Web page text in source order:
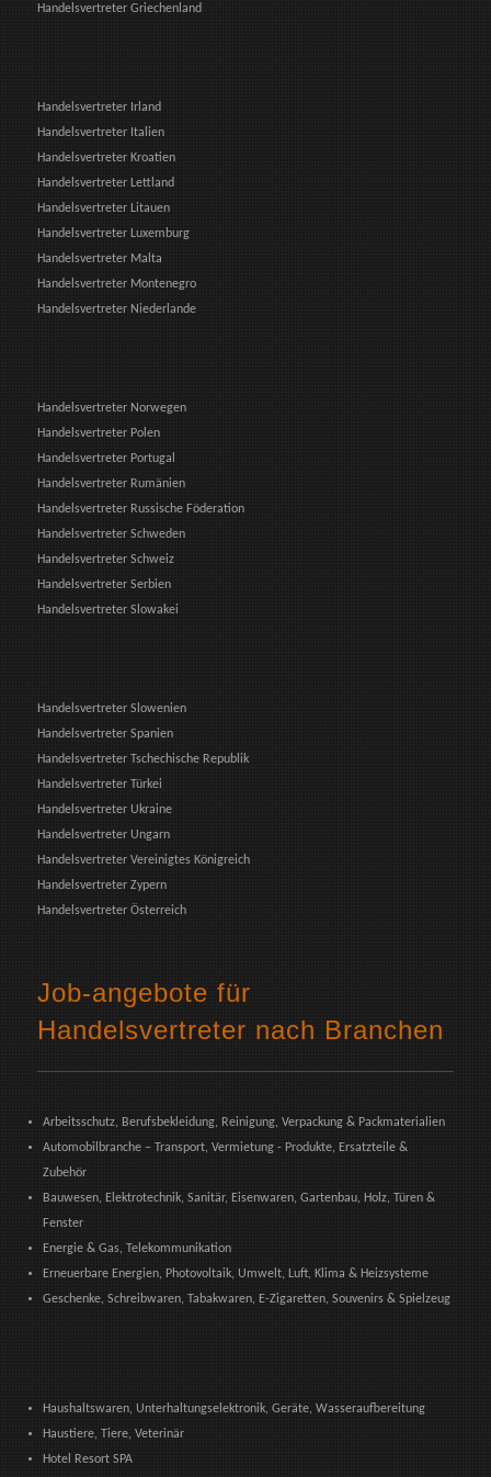
Handelsvertreter Griechenland
Handelsvertreter Irland
Handelsvertreter Italien
Handelsvertreter Kroatien
Handelsvertreter Lettland
Handelsvertreter Litauen
Handelsvertreter Luxemburg
Handelsvertreter Malta
Handelsvertreter Montenegro
Handelsvertreter Niederlande
Handelsvertreter Norwegen
Handelsvertreter Polen
Handelsvertreter Portugal
Handelsvertreter Rumänien
Handelsvertreter Russische Föderation
Handelsvertreter Schweden
Handelsvertreter Schweiz
Handelsvertreter Serbien
Handelsvertreter Slowakei
Handelsvertreter Slowenien
Handelsvertreter Spanien
Handelsvertreter Tschechische Republik
Handelsvertreter Türkei
Handelsvertreter Ukraine
Handelsvertreter Ungarn
Handelsvertreter Vereinigtes Königreich
Handelsvertreter Zypern
Handelsvertreter Österreich
Job-angebote für
Handelsvertreter nach Branchen
Arbeitsschutz, Berufsbekleidung, Reinigung, Verpackung & Packmaterialien
Automobilbranche – Transport, Vermietung - Produkte, Ersatzteile &
Zubehör
Bauwesen, Elektrotechnik, Sanitär, Eisenwaren, Gartenbau, Holz, Türen &
Fenster
Energie & Gas, Telekommunikation
Erneuerbare Energien, Photovoltaik, Umwelt, Luft, Klima & Heizsysteme
Geschenke, Schreibwaren, Tabakwaren, E-Zigaretten, Souvenirs & Spielzeug
Haushaltswaren, Unterhaltungselektronik, Geräte, Wasseraufbereitung
Haustiere, Tiere, Veterinär
Hotel Resort SPA